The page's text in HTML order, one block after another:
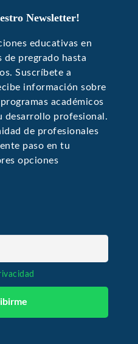
Newsletter!
educativas en
de pregrado hasta
Suscríbete a
información sobre
académicos
desarrollo profesional.
de profesionales
paso en tu
opciones